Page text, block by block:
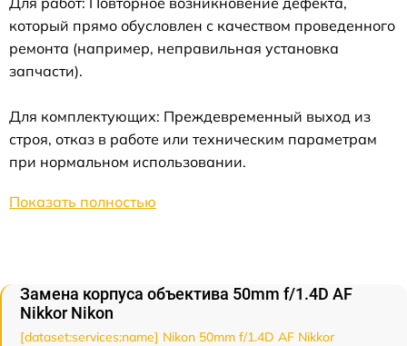
который прямо обусловлен с качеством проведенного
ремонта (например, неправильная установка
запчасти).
Для комплектующих: Преждевременный выход из
строя, отказ в работе или техническим параметрам
при нормальном использовании.
Показать полностью
Замена корпуса объектива 50mm f/1.4D AF
Nikkor Nikon
[dataset:services:name] Nikon 50mm f/1.4D AF Nikkor